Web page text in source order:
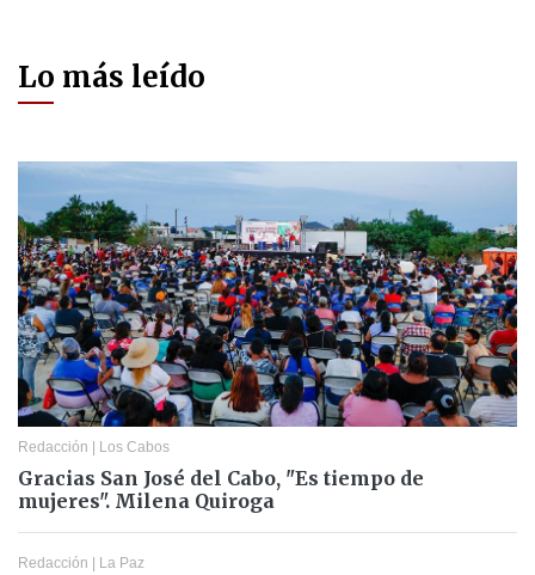
Lo más leído
Redacción | Los Cabos
Gracias San José del Cabo, "Es tiempo de
mujeres". Milena Quiroga
Redacción | La Paz